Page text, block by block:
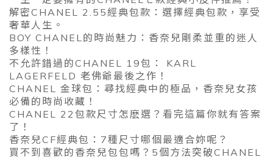
解密CHANEL 2.55經典包款：選擇經典包款，享受
奢華人生。
BOY CHANEL的時尚魅力：香奈兒剛柔並重的迷人
多樣性！
不允許錯過的CHANEL 19包： KARL
LAGERFELD 老佛爺最後之作！
CHANEL 金球包：尋找經典中的極品，香奈兒女孩
必備的時尚收藏！
CHANEL 22包款尺寸怎麽選？看完這篇你就有答案
了！
香奈兒CF經典包：7種尺寸哪個最適合妳呢？
買不到喜歡的香奈兒包包嗎？5個方法突破CHANEL